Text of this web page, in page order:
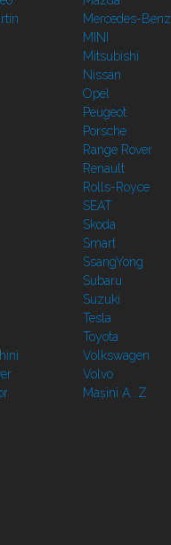
Mercedes-Benz
MINI
Mitsubishi
Nissan
Opel
Peugeot
Porsche
Range Rover
Renault
Rolls-Royce
SEAT
Skoda
Smart
SsangYong
Subaru
Suzuki
Tesla
Toyota
Volkswagen
Volvo
Mașini A...Z